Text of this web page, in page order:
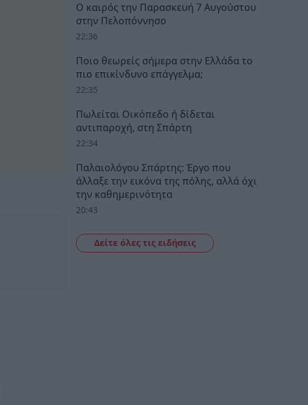
Ο καιρός την Παρασκευή 7 Αυγούστου
στην Πελοπόννησο
22:36
Ποιο θεωρείς σήμερα στην Ελλάδα το
πιο επικίνδυνο επάγγελμα;
22:35
Πωλείται Οικόπεδο ή δίδεται
αντιπαροχή, στη Σπάρτη
22:34
Παλαιολόγου Σπάρτης: Έργο που
άλλαξε την εικόνα της πόλης, αλλά όχι
την καθημερινότητα
20:43
Δείτε όλες τις ειδήσεις